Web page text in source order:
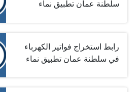
سلطنة عمان تطبيق نماء
رابط استخراج فواتير الكهرباء
في سلطنة عمان تطبيق نماء